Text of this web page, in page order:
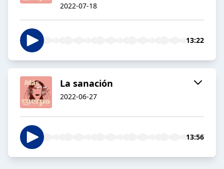
2022-07-18
13:22
La sanación
2022-06-27
13:56